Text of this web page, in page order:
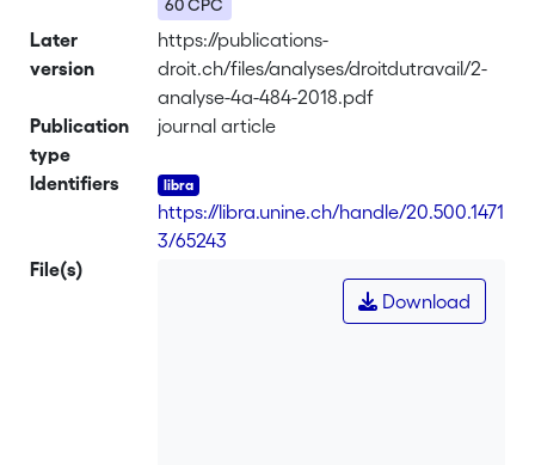
60 CPC
Later
version
https://publications-
droit.ch/files/analyses/droitdutravail/2-
analyse-4a-484-2018.pdf
Publication
type
journal article
Identifiers
https://libra.unine.ch/handle/20.500.1471
3/65243
File(s)
Download